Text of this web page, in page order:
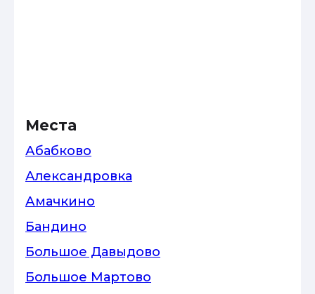
Места
Абабково
Александровка
Амачкино
Бандино
Большое Давыдово
Большое Мартово